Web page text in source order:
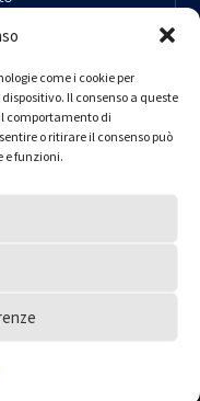
come i cookie per
Il consenso a queste
comportamento di
o ritirare il consenso può
e funzioni.
a
09:30/13:
00 (da
Lunedì a
Giovedì)
Milano © 2000 – 2025